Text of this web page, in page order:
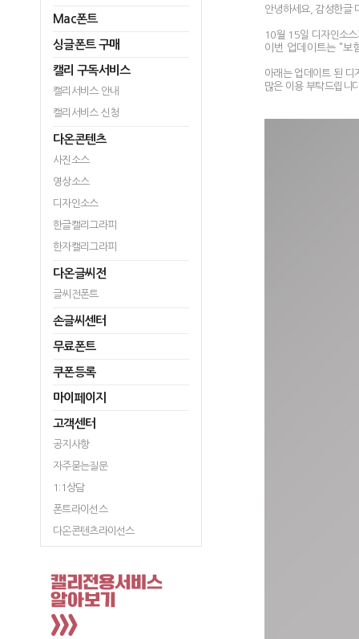
Mac폰트
싱글폰트 구매
캘리 구독서비스
캘리서비스 안내
캘리서비스 신청
다온콘텐츠
사진소스
영상소스
디자인소스
한글캘리그라피
한자캘리그라피
다온글씨전
글씨전폰트
손글씨센터
무료폰트
쿠폰등록
마이페이지
고객센터
공지사항
자주묻는질문
1:1상담
폰트라이선스
다온콘텐츠라이선스
안녕하세요, 감성한글
10월 15일 디자인소
이번 업데이트는 "보
아래는 업데이트 된 디
많은 이용 부탁드립니